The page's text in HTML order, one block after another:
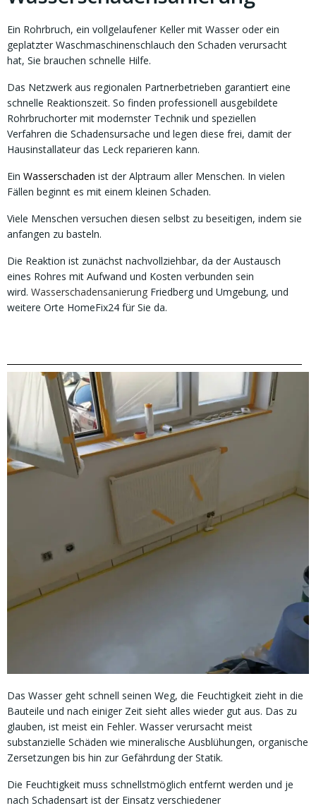
Ein Rohrbruch, ein vollgelaufener Keller mit Wasser oder ein
geplatzter Waschmaschinenschlauch den Schaden verursacht
hat, Sie brauchen schnelle Hilfe.
Das Netzwerk aus regionalen Partnerbetrieben garantiert eine
schnelle Reaktionszeit. So finden professionell ausgebildete
Rohrbruchorter mit modernster Technik und speziellen
Verfahren die Schadensursache und legen diese frei, damit der
Hausinstallateur das Leck reparieren kann.
Ein Wasserschaden ist der Alptraum aller Menschen. In vielen
Fällen beginnt es mit einem kleinen Schaden.
Viele Menschen versuchen diesen selbst zu beseitigen, indem sie
anfangen zu basteln.
Die Reaktion ist zunächst nachvollziehbar, da der Austausch
eines Rohres mit Aufwand und Kosten verbunden sein
wird. Wasserschadensanierung Friedberg und Umgebung, und
weitere Orte HomeFix24 für Sie da.
Das Wasser geht schnell seinen Weg, die Feuchtigkeit zieht in die
Bauteile und nach einiger Zeit sieht alles wieder gut aus. Das zu
glauben, ist meist ein Fehler. Wasser verursacht meist
substanzielle Schäden wie mineralische Ausblühungen, organische
Zersetzungen bis hin zur Gefährdung der Statik.
Die Feuchtigkeit muss schnellstmöglich entfernt werden und je
nach Schadensart ist der Einsatz verschiedener